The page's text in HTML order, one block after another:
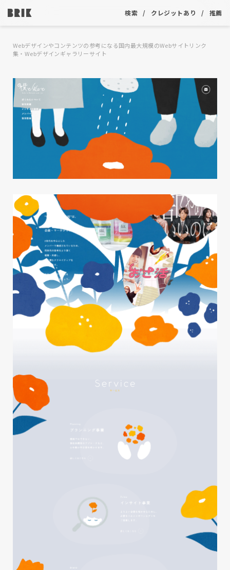
検索 クレジットあり 推薦
Webデザインやコンテンツの参考になる国内最大規模のWebサイトリンク
集・Webデザインギャラリーサイト